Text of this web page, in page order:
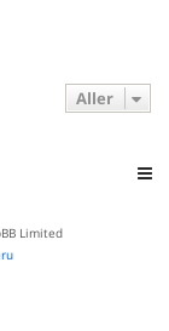
Aller
Limited